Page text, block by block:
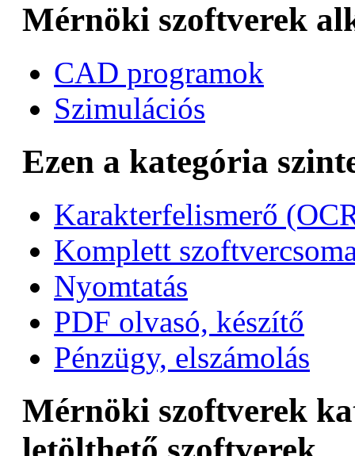
Mérnöki szoftverek
CAD programok
Szimulációs
Ezen a kategória
Karakterfelismerő
Komplett
Nyomtatás
PDF olvasó, készítő
Pénzügy, elszámolás
Mérnöki szoftverek